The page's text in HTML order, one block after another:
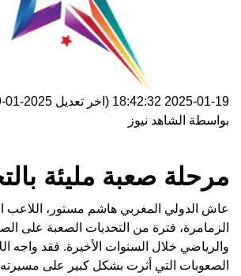
2025-01-19 18:42:32 (اخر تعديل 2025-01-19 18:42:32
بواسطة الشاهد نيوز
مرحلة صعبة مليئة
عاش الدولي المغربي هاشم مستور، اللاعب
الزمامرة، فترة من التحديات الصعبة على
والرياضي خلال السنوات الأخيرة. فقد واجه
الصعوبات التي أثرت بشكل كبير على مسيرته